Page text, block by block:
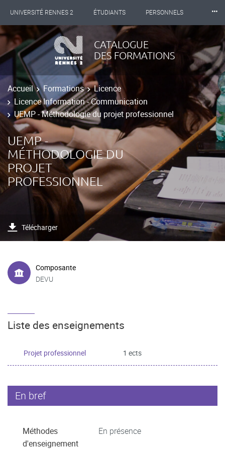
UNIVERSITÉ RENNES 2 ÉTUDIANTS PERSONNELS
INTERNATIONAL PROFESSIONNELS BIBLIOTHÈQUES
LES NOUVELLES DE RENNES 2
⸱⸱⸱
CATALOGUE
DES FORMATIONS
Accueil Formations
Licence
Licence Information - Communication
UEMP - Méthodologie du projet professionnel
UEMP -
MÉTHODOLOGIE DU
PROJET
PROFESSIONNEL
Télécharger
Composante
DEVU
Liste des enseignements
Projet professionnel 1 ects
En bref
Méthodes
d'enseignement
En présence